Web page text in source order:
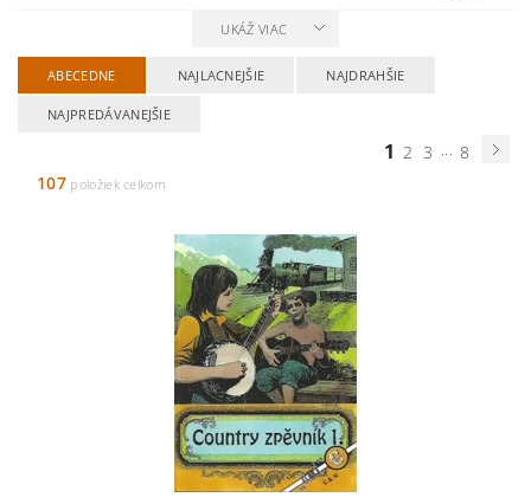
UKÁŽ VIAC
ABECEDNE NAJLACNEJŠIE NAJDRAHŠIE
NAJPREDÁVANEJŠIE
1 2 3 ... 8
107položiek celkom